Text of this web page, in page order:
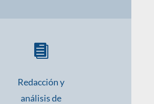

Redacción y
análisis de